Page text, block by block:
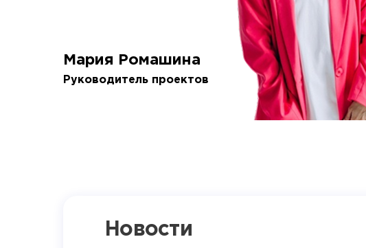
Мария Ромашина
Руководитель проектов
Новости